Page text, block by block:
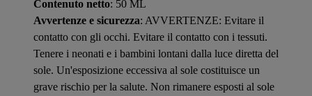
Contenuto netto: 50 ML
Avvertenze e sicurezza: AVVERTENZE: Evitare il
contatto con gli occhi. Evitare il contatto con i tessuti.
Tenere i neonati e i bambini lontani dalla luce diretta del
sole. Un'esposizione eccessiva al sole costituisce un
grave rischio per la salute. Non rimanere esposti al sole